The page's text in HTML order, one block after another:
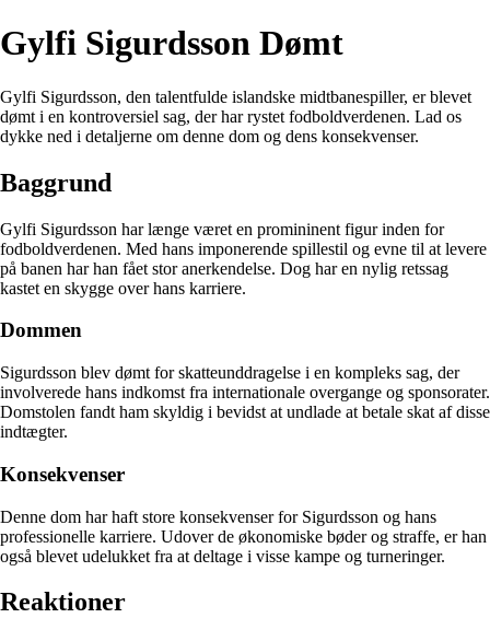
Gylfi Sigurdsson Dømt
Gylfi Sigurdsson, den talentfulde islandske midtbanespiller, er blevet
dømt i en kontroversiel sag, der har rystet fodboldverdenen. Lad os
dykke ned i detaljerne om denne dom og dens konsekvenser.
Baggrund
Gylfi Sigurdsson har længe været en promininent figur inden for
fodboldverdenen. Med hans imponerende spillestil og evne til at levere
på banen har han fået stor anerkendelse. Dog har en nylig retssag
kastet en skygge over hans karriere.
Dommen
Sigurdsson blev dømt for skatteunddragelse i en kompleks sag, der
involverede hans indkomst fra internationale overgange og sponsorater.
Domstolen fandt ham skyldig i bevidst at undlade at betale skat af disse
indtægter.
Konsekvenser
Denne dom har haft store konsekvenser for Sigurdsson og hans
professionelle karriere. Udover de økonomiske bøder og straffe, er han
også blevet udelukket fra at deltage i visse kampe og turneringer.
Reaktioner